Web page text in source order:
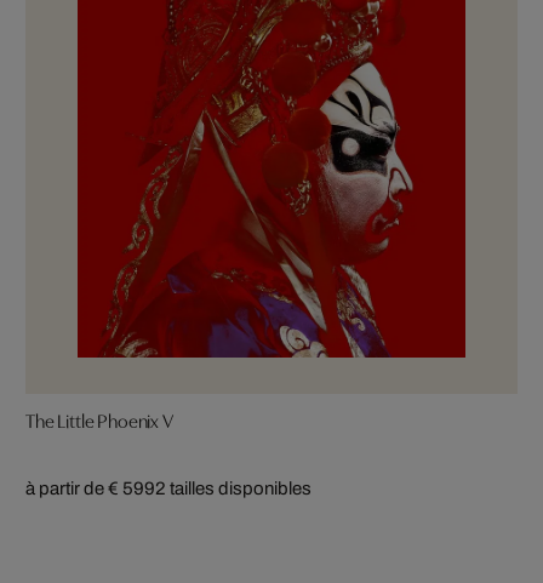
The Little Phoenix V
à partir de € 5992 tailles disponibles